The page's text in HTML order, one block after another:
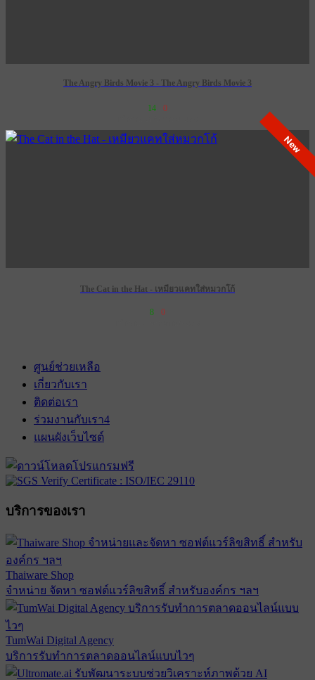
The Angry Birds Movie 3 - The Angry Birds Movie 3
14 0
New
The Cat in the Hat - เหมียวแคทใส่หมวกโก้
8 0
ศูนย์ช่วยเหลือ
เกี่ยวกับเรา
ติดต่อเรา
ร่วมงานกับเรา4
แผนผังเว็บไซต์
บริการของเรา
Thaiware Shop
จำหน่าย จัดหา ซอฟต์แวร์ลิขสิทธิ์ สำหรับองค์กร ฯลฯ
TumWai Digital Agency
บริการรับทำการตลาดออนไลน์แบบไวๆ